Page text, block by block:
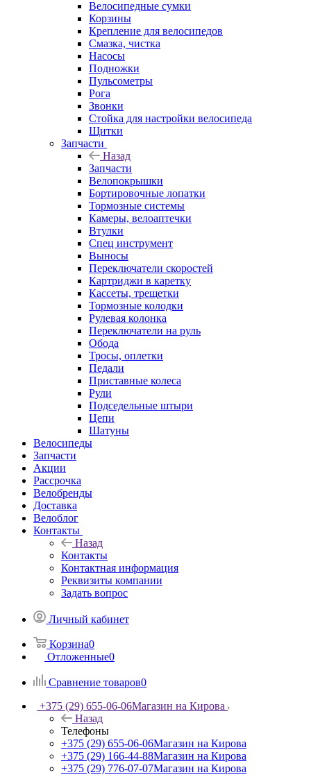
Велосипедные сумки
Корзины
Крепление для велосипедов
Смазка, чистка
Насосы
Подножки
Пульсометры
Рога
Звонки
Стойка для настройки велосипеда
Щитки
Запчасти
Назад
Запчасти
Велопокрышки
Бортировочные лопатки
Тормозные системы
Камеры, велоаптечки
Втулки
Спец инструмент
Выносы
Переключатели скоростей
Картриджи в каретку
Кассеты, трещетки
Тормозные колодки
Рулевая колонка
Переключатели на руль
Обода
Тросы, оплетки
Педали
Приставные колеса
Рули
Подседельные штыри
Цепи
Шатуны
Велосипеды
Запчасти
Акции
Рассрочка
Велобренды
Доставка
Велоблог
Контакты
Назад
Контакты
Контактная информация
Реквизиты компании
Задать вопрос
Личный кабинет
Корзина0
Отложенные0
Сравнение товаров0
+375 (29) 655-06-06Магазин на Кирова
Назад
Телефоны
+375 (29) 655-06-06Магазин на Кирова
+375 (29) 166-44-88Магазин на Кирова
+375 (29) 776-07-07Магазин на Кирова